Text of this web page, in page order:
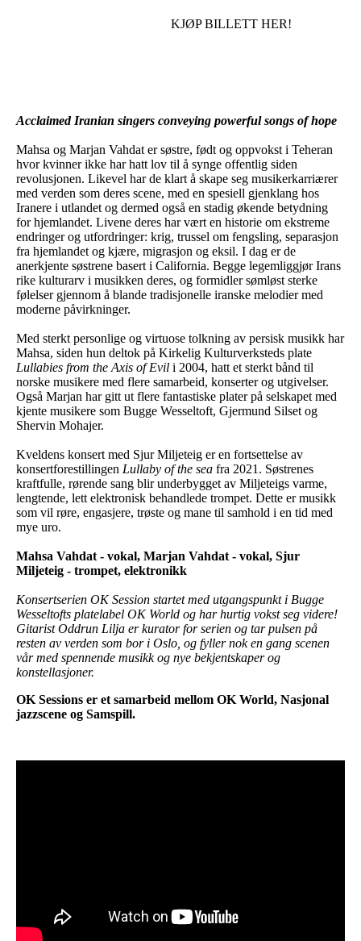
KJØP BILLETT HER!
Acclaimed Iranian singers conveying powerful songs of hope
Mahsa og Marjan Vahdat er søstre, født og oppvokst i Teheran
hvor kvinner ikke har hatt lov til å synge offentlig siden
revolusjonen. Likevel har de klart å skape seg musikerkarriærer
med verden som deres scene, med en spesiell gjenklang hos
Iranere i utlandet og dermed også en stadig økende betydning
for hjemlandet. Livene deres har vært en historie om ekstreme
endringer og utfordringer: krig, trussel om fengsling, separasjon
fra hjemlandet og kjære, migrasjon og eksil. I dag er de
anerkjente søstrene basert i California. Begge legemliggjør Irans
rike kulturarv i musikken deres, og formidler sømløst sterke
følelser gjennom å blande tradisjonelle iranske melodier med
moderne påvirkninger.
Med sterkt personlige og virtuose tolkning av persisk musikk har
Mahsa, siden hun deltok på Kirkelig Kulturverksteds plate
Lullabies from the Axis of Evil i 2004, hatt et sterkt bånd til
norske musikere med flere samarbeid, konserter og utgivelser.
Også Marjan har gitt ut flere fantastiske plater på selskapet med
kjente musikere som Bugge Wesseltoft, Gjermund Silset og
Shervin Mohajer.
Kveldens konsert med Sjur Miljeteig er en fortsettelse av
konsertforestillingen Lullaby of the sea fra 2021. Søstrenes
kraftfulle, rørende sang blir underbygget av Miljeteigs varme,
lengtende, lett elektronisk behandlede trompet. Dette er musikk
som vil røre, engasjere, trøste og mane til samhold i en tid med
mye uro.
Mahsa Vahdat - vokal, Marjan Vahdat - vokal, Sjur
Miljeteig - trompet, elektronikk
Konsertserien OK Session startet med utgangspunkt i Bugge
Wesseltofts platelabel OK World og har hurtig vokst seg videre!
Gitarist Oddrun Lilja er kurator for serien og tar pulsen på
resten av verden som bor i Oslo, og fyller nok en gang scenen
vår med spennende musikk og nye bekjentskaper og
konstellasjoner.
OK Sessions er et samarbeid mellom OK World, Nasjonal
jazzscene og Samspill.